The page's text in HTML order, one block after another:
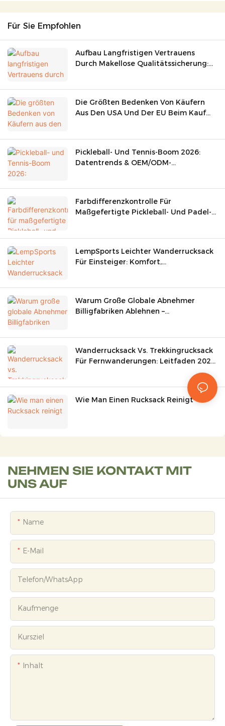
Für Sie Empfohlen
Aufbau Langfristigen Vertrauens
Durch Makellose Qualitätssicherung:
Die Größten Bedenken Von Käufern
Aus Den USA Und Der EU Beim Kauf
Pickleball- Und Tennis-Boom 2026:
Datentrends & OEM/ODM-
Farbdifferenzkontrolle Für
Maßgefertigte Pickleball- Und Padel-
LempSports Leichter Wanderrucksack
Für Einsteiger: Komfort,
Warum Große Globale Abnehmer
Billigfabriken Ablehnen –
Wanderrucksack Vs. Trekkingrucksack
Für Fernwanderungen: Leitfaden 2026
Zur Auswahl Der Richtigen Ausrüstung
Wie Man Einen Rucksack Reinigt
NEHMEN SIE KONTAKT MIT
UNS AUF
Name
E-Mail
Telefon/WhatsApp
Kaufmenge
Kursziel
Inhalt